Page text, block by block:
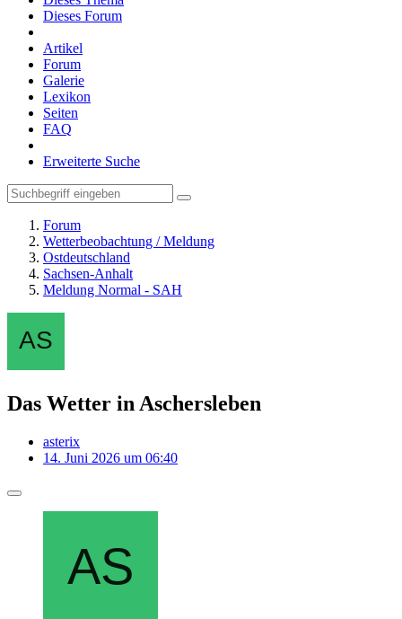
Dieses Forum
Artikel
Forum
Galerie
Lexikon
Seiten
FAQ
Erweiterte Suche
Forum
Wetterbeobachtung / Meldung
Ostdeutschland
Sachsen-Anhalt
Meldung Normal - SAH
Das Wetter in Aschersleben
asterix
14. Juni 2026 um 06:40